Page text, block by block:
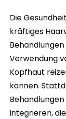
Die
kräftiges
Verwendung
Kopfhaut
können.
integrieren,